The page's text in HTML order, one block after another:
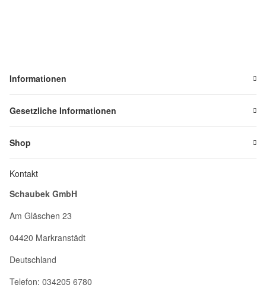
Informationen
Gesetzliche Informationen
Shop
Kontakt
Schaubek GmbH
Am Gläschen 23
04420 Markranstädt
Deutschland
Telefon: 034205 6780